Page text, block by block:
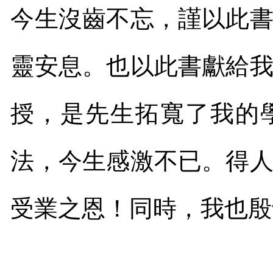
今生沒齒不忘，謹以此
靈安息。也以此書獻給
授，是先生拓寬了我的
法，今生感激不已。得
受業之恩！同時，我也